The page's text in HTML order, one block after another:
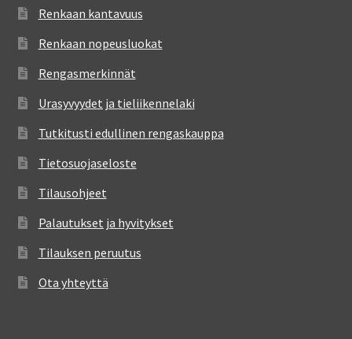
Renkaan kantavuus
Renkaan nopeusluokat
Rengasmerkinnät
Urasyvyydet ja tieliikennelaki
Tutkitusti edullinen rengaskauppa
Tietosuojaseloste
Tilausohjeet
Palautukset ja hyvitykset
Tilauksen peruutus
Ota yhteyttä